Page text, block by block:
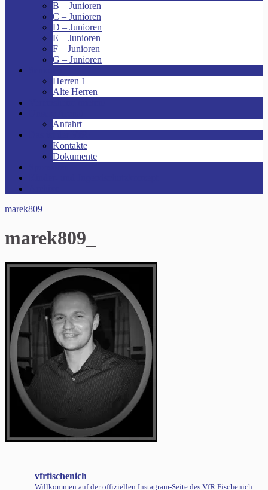
B – Junioren
C – Junioren
D – Junioren
E – Junioren
F – Junioren
G – Junioren
Herren 1
Alte Herren
Anfahrt
Kontakte
Dokumente
marek809_
marek809_
vfrfischenich
Willkommen auf der offiziellen Instagram-Seite des VfR Fischenich